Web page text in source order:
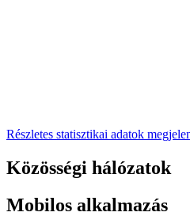
Részletes statisztikai adatok
Közösségi hálózatok
Mobilos alkalmazás